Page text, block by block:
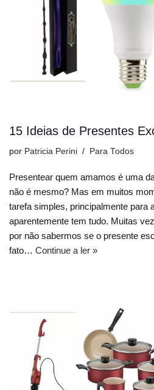
15 Ideias de Presentes
por Patricia Perini Para Todos
Presentear quem amamos é uma
não é mesmo? Mas em muitos
tarefa simples, principalmente para
aparentemente tem tudo. Muitas
por não sabermos se o presente
fato… Continue a ler »